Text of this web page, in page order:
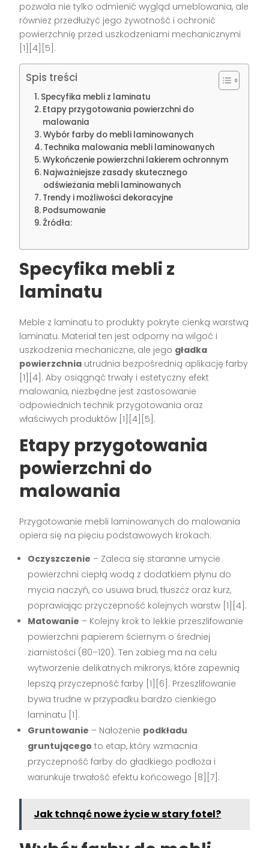
pozwala nie tylko odmienić wygląd umeblowania, ale
również przedłużyć jego żywotność i ochronić
powierzchnię przed uszkodzeniami mechanicznymi
[1][4][5] .
Spis treści
Specyfika mebli z laminatu
Etapy przygotowania powierzchni do
malowania
Wybór farby do mebli laminowanych
Technika malowania mebli laminowanych
Wykończenie powierzchni lakierem ochronnym
Najważniejsze zasady skutecznego
odświeżania mebli laminowanych
Trendy i możliwości dekoracyjne
Podsumowanie
Źródła:
Specyfika mebli z
laminatu
Meble z laminatu to produkty pokryte cienką warstwą
laminatu. Materiał ten jest odporny na wilgoć i
uszkodzenia mechaniczne, ale jego gładka
powierzchnia utrudnia bezpośrednią aplikację farby
[1][4] . Aby osiągnąć trwały i estetyczny efekt
malowania, niezbędne jest zastosowanie
odpowiednich technik przygotowania oraz
właściwych produktów [1][4][5] .
Etapy przygotowania
powierzchni do
malowania
Przygotowanie mebli laminowanych do malowania
opiera się na pięciu podstawowych krokach:
Oczyszczenie – Zaleca się staranne umycie
powierzchni ciepłą wodą z dodatkiem płynu do
mycia naczyń, co usuwa brud, tłuszcz oraz kurz,
poprawiając przyczepność kolejnych warstw [1][4] .
Matowanie – Kolejny krok to lekkie przeszlifowanie
powierzchni papierem ściernym o średniej
ziarnistości (80–120). Ten zabieg ma na celu
wytworzenie delikatnych mikrorys, które zapewnią
lepszą przyczepność farby [1][6] . Przeszlifowanie
bywa trudne w przypadku bardzo cienkiego
laminatu [1] .
Gruntowanie – Nałożenie podkładu
gruntującego to etap, który wzmacnia
przyczepność farby do gładkiego podłoża i
warunkuje trwałość efektu końcowego [8][7] .
Jak tchnąć nowe życie w stary fotel?